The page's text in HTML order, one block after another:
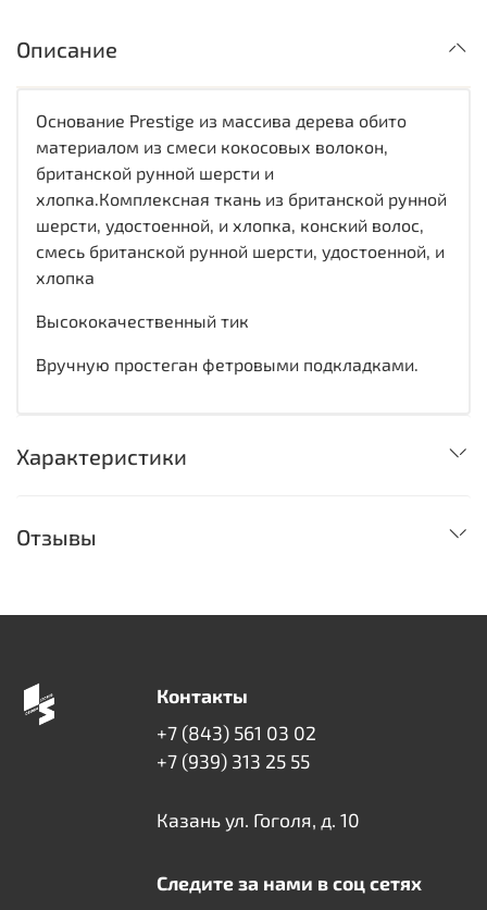
Описание
Основание Prestige из массива дерева обито
материалом из смеси кокосовых волокон,
британской рунной шерсти и
хлопка.Комплексная ткань из британской рунной
шерсти, удостоенной, и хлопка, конский волос,
смесь британской рунной шерсти, удостоенной, и
хлопка
Высококачественный тик
Вручную простеган фетровыми подкладками.
Характеристики
Отзывы
Контакты
+7 (843) 561 03 02
+7 (939) 313 25 55
Казань ул. Гоголя, д. 10
Следите за нами в соц сетях